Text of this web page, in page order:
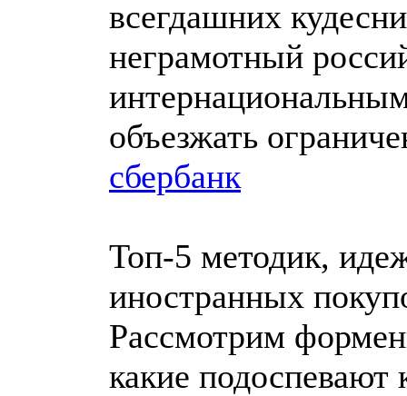
всегдашних
неграмотный
объезжать
сбербанк
Топ-5 методик,
иностранных
Рассмотрим
какие